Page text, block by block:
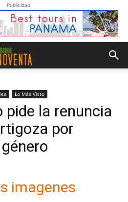
Publicidad
Lo Más Visto
pide la renuncia
por
imagenes